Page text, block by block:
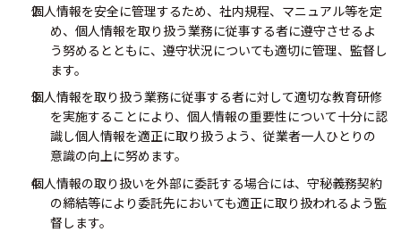
個人情報を安全に管理するため、社内規程、マニュアル等を定
め、個人情報を取り扱う業務に従事する者に遵守させるよ
う努めるとともに、遵守状況についても適切に管理、監督し
ます。
個人情報を取り扱う業務に従事する者に対して適切な教育研修
を実施することにより、個人情報の重要性について十分に認
識し個人情報を適正に取り扱うよう、従業者一人ひとりの
意識の向上に努めます。
個人情報の取り扱いを外部に委託する場合には、守秘義務契約
の締結等により委託先においても適正に取り扱われるよう監
督します。